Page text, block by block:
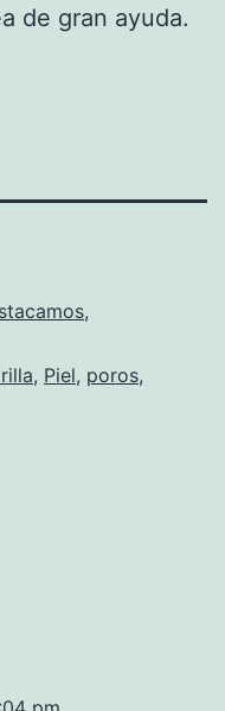
de gran ayuda.
,
, Piel, poros,